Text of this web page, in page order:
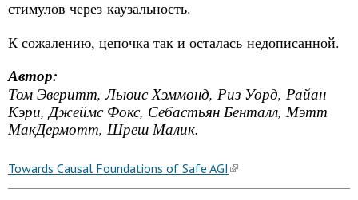
стимулов через каузальность.
К сожалению, цепочка так и осталась недописанной.
Автор:
Том Эверитт, Льюис Хэммонд, Риз Уорд, Райан
Кэри, Джеймс Фокс, Себастьян Бенталл, Мэтт
МакДермотт, Шреш Малик.
Towards Causal Foundations of Safe AGI